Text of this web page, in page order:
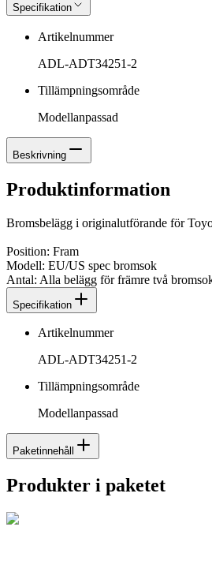
Specifikation
Artikelnummer
ADL-ADT34251-2
Tillämpningsområde
Modellanpassad
Beskrivning
Produktinformation
Bromsbelägg i originalutförande för
Position: Fram
Modell: EU/US spec bromsok
Antal: Alla belägg för främre två
Specifikation
Artikelnummer
ADL-ADT34251-2
Tillämpningsområde
Modellanpassad
Paketinnehåll
Produkter i paketet